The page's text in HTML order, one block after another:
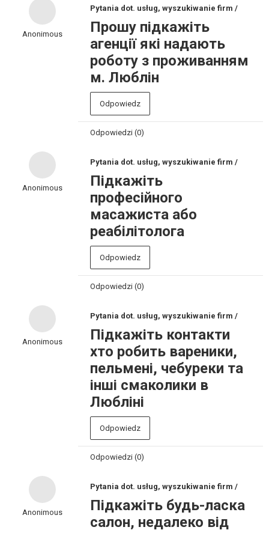
Anonimous
Pytania dot. usług, wyszukiwanie firm /
Прошу підкажіть
агенції які надають
роботу з проживанням
м. Люблін
Odpowiedz
Odpowiedzi (0)
Anonimous
Pytania dot. usług, wyszukiwanie firm /
Підкажіть
професійного
масажиста або
реабілітолога
Odpowiedz
Odpowiedzi (0)
Anonimous
Pytania dot. usług, wyszukiwanie firm /
Підкажіть контакти
хто робить вареники,
пельмені, чебуреки та
інші смаколики в
Любліні
Odpowiedz
Odpowiedzi (0)
Anonimous
Pytania dot. usług, wyszukiwanie firm /
Підкажіть будь-ласка
салон, недалеко від